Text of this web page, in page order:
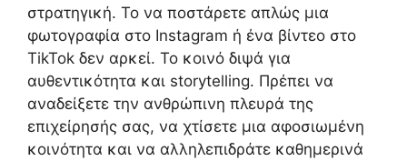
στρατηγική. Το να ποστάρετε απλώς μια
φωτογραφία στο Instagram ή ένα βίντεο στο
TikTok δεν αρκεί. Το κοινό διψά για
αυθεντικότητα και storytelling. Πρέπει να
αναδείξετε την ανθρώπινη πλευρά της
επιχείρησής σας, να χτίσετε μια αφοσιωμένη
κοινότητα και να αλληλεπιδράτε καθημερινά